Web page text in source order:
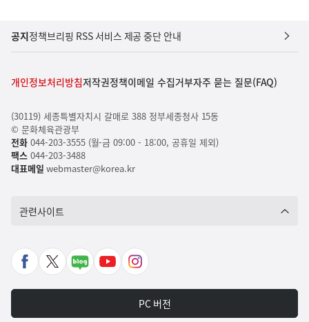
공지정책브리핑 RSS 서비스 제공 중단 안내
개인정보처리방침저작권정책이메일 수집거부자주 묻는 질문(FAQ)
(30119) 세종특별자치시 갈매로 388 정부세종청사 15동
© 문화체육관광부
전화044-203-3555 (월-금 09:00 - 18:00, 공휴일 제외)
팩스044-203-3488
대표메일 webmaster@korea.kr
관련사이트
페
북
X
가
네
포
유
바
인
타
그
PC 버전